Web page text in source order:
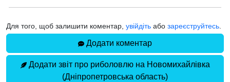
Для того, щоб залишити коментар, увійдіть або зареєструйтесь.
Додати коментар
Додати звіт про риболовлю на Новомихайлівка
(Дніпропетровська область)